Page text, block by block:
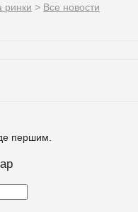
ринки > Все новости
першим.